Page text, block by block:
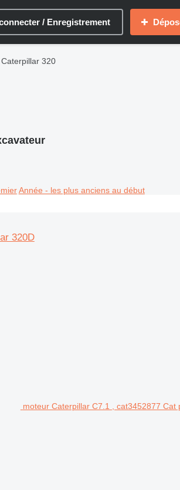
/ Enregistrement
320
Année - les plus anciens au début
320D
moteur Caterpillar C7.1 , cat3452877 Cat